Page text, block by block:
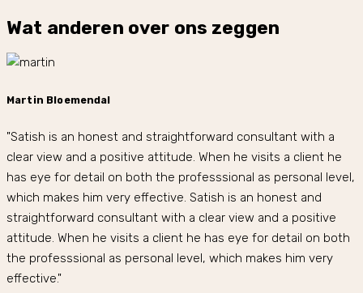
Wat anderen over ons zeggen
Martin Bloemendal
"Satish is an honest and straightforward consultant with a
clear view and a positive attitude. When he visits a client he
has eye for detail on both the professsional as personal level,
which makes him very effective. Satish is an honest and
straightforward consultant with a clear view and a positive
attitude. When he visits a client he has eye for detail on both
the professsional as personal level, which makes him very
effective."